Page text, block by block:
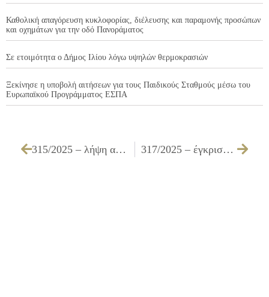
Καθολική απαγόρευση κυκλοφορίας, διέλευσης και παραμονής προσώπων
και οχημάτων για την οδό Πανοράματος
Σε ετοιμότητα ο Δήμος Ιλίου λόγω υψηλών θερμοκρασιών
Ξεκίνησε η υποβολή αιτήσεων για τους Παιδικούς Σταθμούς μέσω του
Ευρωπαϊκού Προγράμματος ΕΣΠΑ
315/2025 – λήψη απόφασης συναίνεσης του Δήμου Ιλίου σχετικά με αίτηση διόρθωσης γεωμετρικών μεταβολών στο Εθνικό Κτηματολόγιο 317/2025 – έγκριση του 3ου Ανακεφαλαιτωτικού Πίνακα Εργασιών (ΑΠΕ) του έργου ΚΑΤΑΣΚΕΥΗ ΡΑΜΠΩΝ ΚΑΙ ΧΩΡΩΝ ΥΓΙΕΙΝΗΣ ΓΙΑ ΤΗΝ ΠΡΟΣΒΑΣΗ ΚΑΙ ΤΗΝ ΕΞΥΠΗΡΕΤΗΣΗ ΑΜΕΑ ΣΕ ΣΧΟΛΙΚΕΣ ΜΟΝΑΔΕΣ ΤΟΥ ΔΗΜΟΥ ΙΛΙΟΥ